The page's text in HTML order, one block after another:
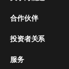
合作伙伴
投资者关系
服务